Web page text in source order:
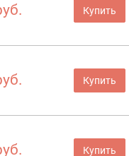
Купить
Купить
Купить